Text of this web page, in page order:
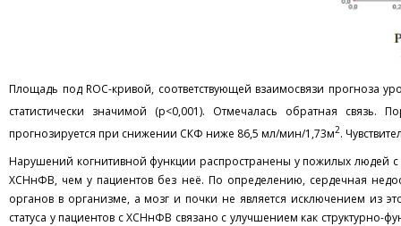
Площадь под ROC-кривой, соответствующей взаимосвязи прогноза
статистически значимой (p<0,001). Отмечалась обратная
прогнозируется при снижении СКФ ниже 86,5 мл/мин/1,73м2.
Нарушений когнитивной функции распространены у пожилых людей
ХСНнФВ, чем у пациентов без неё. По определению, сердечная
органов в организме, а мозг и почки не является исключением из
статуса у пациентов с ХСНнФВ связано с улучшением как